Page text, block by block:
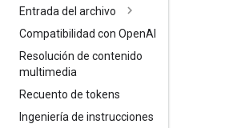
Entrada del archivo
Compatibilidad con OpenAI
Resolución de contenido
multimedia
Recuento de tokens
Ingeniería de instrucciones